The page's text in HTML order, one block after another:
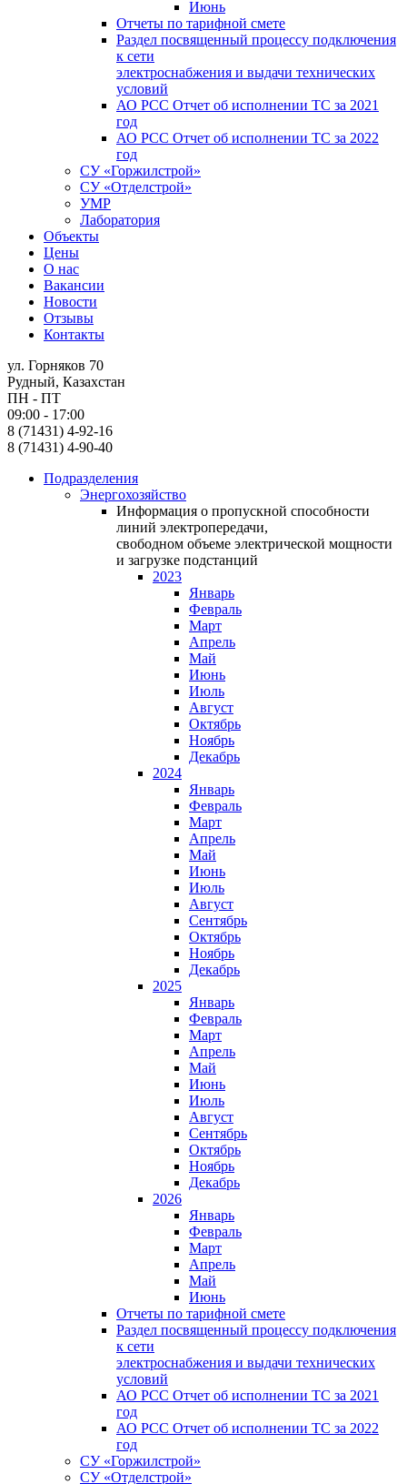
Июнь
Отчеты по тарифной смете
Раздел посвященный процессу подключения
к сети
электроснабжения и выдачи технических
условий
АО РСС Отчет об исполнении ТС за 2021
год
АО РСС Отчет об исполнении ТС за 2022
год
СУ «Горжилстрой»
СУ «Отделстрой»
УМР
Лаборатория
Объекты
Цены
О нас
Вакансии
Новости
Отзывы
Контакты
ул. Горняков 70
Рудный, Казахстан
ПН - ПТ
09:00 - 17:00
8 (71431) 4-92-16
8 (71431) 4-90-40
Подразделения
Энергохозяйство
Информация о пропускной способности
линий электропередачи,
свободном объеме электрической мощности
и загрузке подстанций
2023
Январь
Февраль
Март
Апрель
Май
Июнь
Июль
Август
Октябрь
Ноябрь
Декабрь
2024
Январь
Февраль
Март
Апрель
Май
Июнь
Июль
Август
Сентябрь
Октябрь
Ноябрь
Декабрь
2025
Январь
Февраль
Март
Апрель
Май
Июнь
Июль
Август
Сентябрь
Октябрь
Ноябрь
Декабрь
2026
Январь
Февраль
Март
Апрель
Май
Июнь
Отчеты по тарифной смете
Раздел посвященный процессу подключения
к сети
электроснабжения и выдачи технических
условий
АО РСС Отчет об исполнении ТС за 2021
год
АО РСС Отчет об исполнении ТС за 2022
год
СУ «Горжилстрой»
СУ «Отделстрой»